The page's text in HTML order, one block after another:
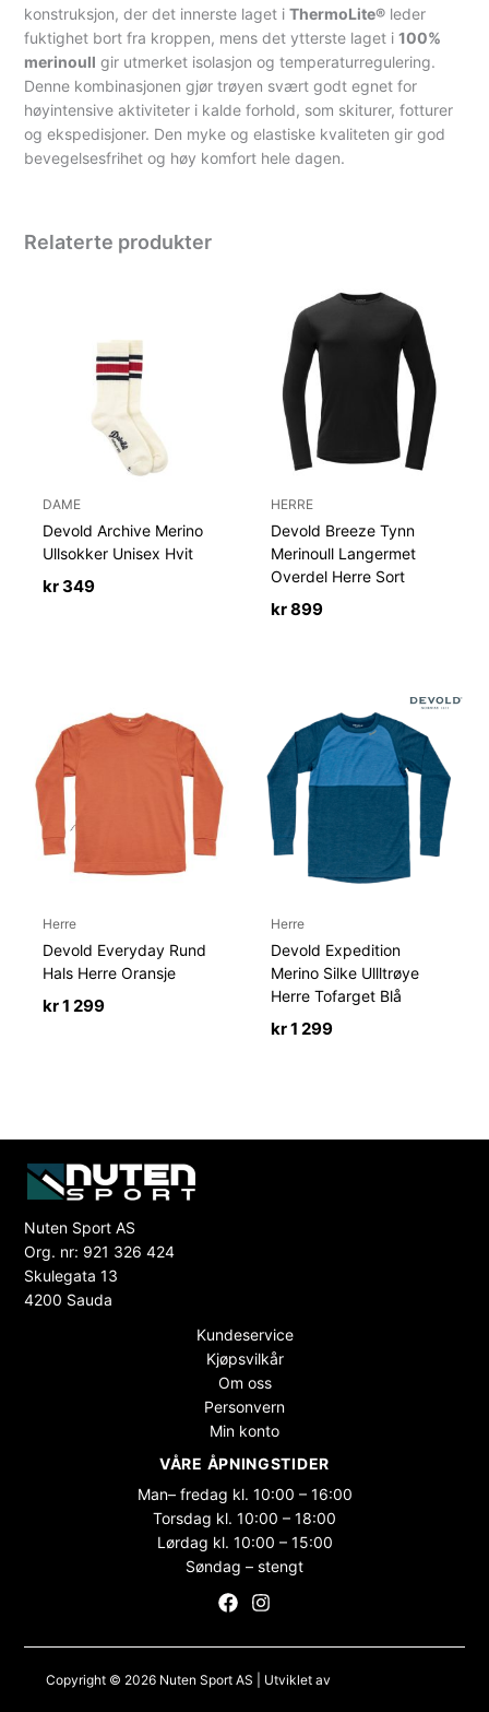
konstruksjon, der det innerste laget iThermoLite® leder
fuktighet bort fra kroppen, mens det ytterste laget i100%
merinoull gir utmerket isolasjon og temperaturregulering.
Denne kombinasjonen gjør trøyen svært godt egnet for
høyintensive aktiviteter i kalde forhold, som skiturer, fotturer
og ekspedisjoner. Den myke og elastiske kvaliteten gir god
bevegelsesfrihet og høy komfort hele dagen.
Relaterte produkter
DAME
Devold Archive Merino
Ullsokker Unisex Hvit
kr349
HERRE
Devold Breeze Tynn
Merinoull Langermet
Overdel Herre Sort
kr899
Herre
Devold Everyday Rund
Hals Herre Oransje
kr1 299
Herre
Devold Expedition
Merino Silke Ullltrøye
Herre Tofarget Blå
kr1 299
Nuten Sport AS
Org. nr: 921 326 424
Skulegata 13
4200 Sauda
Kundeservice
Kjøpsvilkår
Om oss
Personvern
Min konto
VÅRE ÅPNINGSTIDER
Man– fredag kl. 10:00 – 16:00
Torsdag kl. 10:00 – 18:00
Lørdag kl. 10:00 – 15:00
Søndag – stengt
Copyright © 2026 Nuten Sport AS | Utviklet av